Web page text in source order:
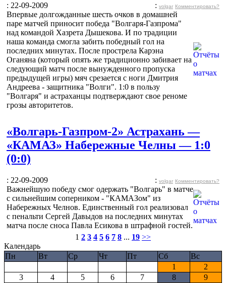
: 22-09-2009 : volgar Комментировать?
Впервые долгожданные шесть очков в домашней
паре матчей приносит победа "Волгаря-Газпрома"
над командой Хазрета Дышекова. И по традиции
наша команда смогла забить победный гол на
последних минутах. После прострела Карэна
Оганяна (который опять же традиционно забивает на
следующий матч после вынужденного пропуска
предыдущей игры) мяч срезается с ноги Дмитрия
Андреева - защитника "Волги". 1:0 в пользу
"Волгаря" и астраханцы подтверждают свое реноме
грозы авторитетов.
«Волгарь-Газпром-2» Астрахань —
«КАМАЗ» Набережные Челны — 1:0
(0:0)
: 22-09-2009 : volgar Комментировать?
Важнейшую победу смог одержать "Волгарь" в матче
с сильнейшим соперником - "КАМАЗом" из
Набережных Челнов. Единственный гол реализовал
с пенальти Сергей Давыдов на последних минутах
матча после сноса Павла Есикова в штрафной гостей.
1 2 3 4 5 6 7 8 ... 19 >>
Календарь
Пн
Вт Ср Чт Пт Сб
Вс
1
2
3
4 5 6 7 8
9